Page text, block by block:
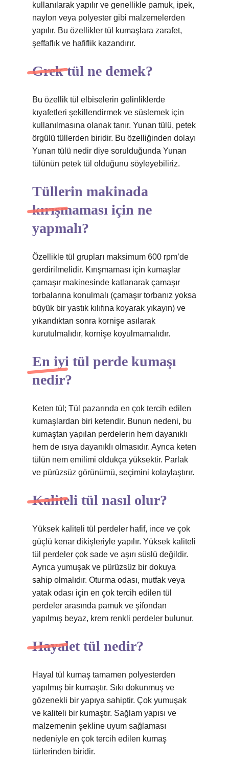
kullanılarak yapılır ve genellikle pamuk, ipek,
naylon veya polyester gibi malzemelerden
yapılır. Bu özellikler tül kumaşlara zarafet,
şeffaflık ve hafiflik kazandırır.
Grek tül ne demek?
Bu özellik tül elbiselerin gelinliklerde
kıyafetleri şekillendirmek ve süslemek için
kullanılmasına olanak tanır. Yunan tülü, petek
örgülü tüllerden biridir. Bu özelliğinden dolayı
Yunan tülü nedir diye sorulduğunda Yunan
tülünün petek tül olduğunu söyleyebiliriz.
Tüllerin makinada
kırışmaması için ne
yapmalı?
Özellikle tül grupları maksimum 600 rpm’de
gerdirilmelidir. Kırışmaması için kumaşlar
çamaşır makinesinde katlanarak çamaşır
torbalarına konulmalı (çamaşır torbanız yoksa
büyük bir yastık kılıfına koyarak yıkayın) ve
yıkandıktan sonra kornişe asılarak
kurutulmalıdır, kornişe koyulmamalıdır.
En iyi tül perde kumaşı
nedir?
Keten tül; Tül pazarında en çok tercih edilen
kumaşlardan biri ketendir. Bunun nedeni, bu
kumaştan yapılan perdelerin hem dayanıklı
hem de ısıya dayanıklı olmasıdır. Ayrıca keten
tülün nem emilimi oldukça yüksektir. Parlak
ve pürüzsüz görünümü, seçimini kolaylaştırır.
Kaliteli tül nasıl olur?
Yüksek kaliteli tül perdeler hafif, ince ve çok
güçlü kenar dikişleriyle yapılır. Yüksek kaliteli
tül perdeler çok sade ve aşırı süslü değildir.
Ayrıca yumuşak ve pürüzsüz bir dokuya
sahip olmalıdır. Oturma odası, mutfak veya
yatak odası için en çok tercih edilen tül
perdeler arasında pamuk ve şifondan
yapılmış beyaz, krem ​​renkli perdeler bulunur.
Hayalet tül nedir?
Hayal tül kumaş tamamen polyesterden
yapılmış bir kumaştır. Sıkı dokunmuş ve
gözenekli bir yapıya sahiptir. Çok yumuşak
ve kaliteli bir kumaştır. Sağlam yapısı ve
malzemenin şekline uyum sağlaması
nedeniyle en çok tercih edilen kumaş
türlerinden biridir.